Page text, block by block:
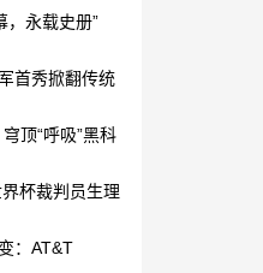
，永载史册”
首秀掀翻传统
顶“呼吸”黑科
杯裁判员生理
：AT&T